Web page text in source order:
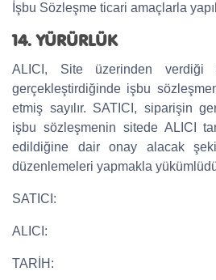
İşbu Sözleşme ticari amaçlarla
14. YÜRÜRLÜK
ALICI, Site üzerinden verdiği
gerçekleştirdiğinde işbu
etmiş sayılır. SATICI, siparişin
işbu sözleşmenin sitede ALICI
edildiğine dair onay alacak
düzenlemeleri yapmakla
SATICI:
ALICI:
TARİH: